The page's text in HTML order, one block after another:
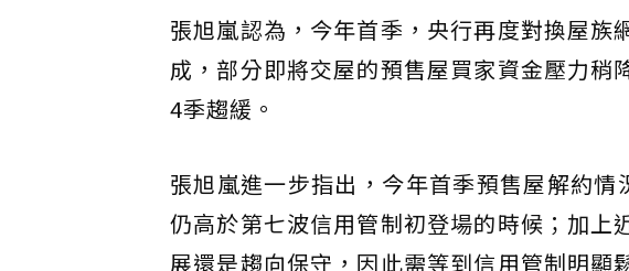
張旭嵐認為，今年首季，央行再度對換屋
成，部分即將交屋的預售屋買家資金壓力
4季趨緩。
張旭嵐進一步指出，今年首季預售屋解約
仍高於第七波信用管制初登場的時候；加
展還是趨向保守，因此需等到信用管制明